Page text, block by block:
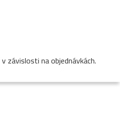
závislosti na objednávkách.